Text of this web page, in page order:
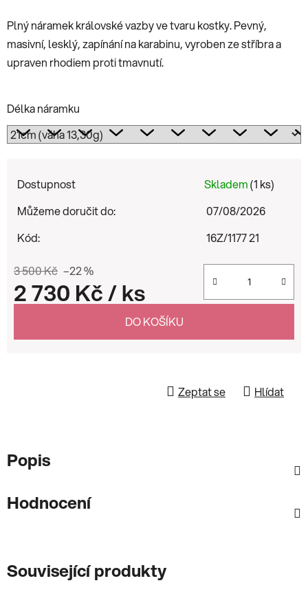
Plný náramek královské vazby ve tvaru kostky. Pevný,
masivní, lesklý, zapínání na karabinu, vyroben ze stříbra a
upraven rhodiem proti tmavnutí.
Délka náramku
Dostupnost Skladem(1 ks)
Můžeme doručit do:
07/08/2026
Kód:
16Z/1177 21
3 500 Kč –22 %
2 730 Kč/ ks
DO KOŠÍKU
Zeptat se Hlídat
Popis
Hodnocení
Související produkty